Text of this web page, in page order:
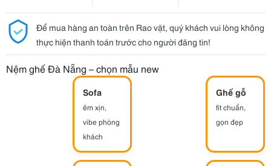
Để mua hàng an toàn trên Rao vặt, quý khách vui lòng không
thực hiện thanh toán trước cho người đăng tin!
Nệm ghế Đà Nẵng – chọn mẫu new
Sofa
êm xịn,
vibe phòng
khách
Ghế gỗ
fit chuẩn,
gọn đẹp